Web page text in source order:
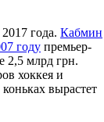
года. Кабмин
году премьер-
2,5 млрд грн.
хоккея и
вырастет